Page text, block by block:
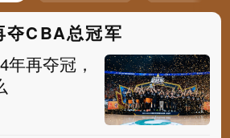
夺CBA总冠军
再夺冠，